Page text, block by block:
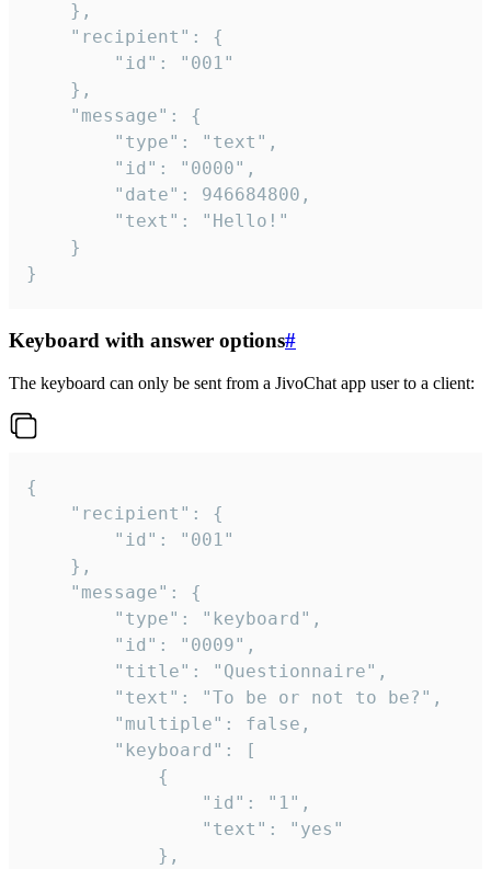
}
Keyboard with answer options#
The keyboard can only be sent from a JivoChat app user to a client:
{